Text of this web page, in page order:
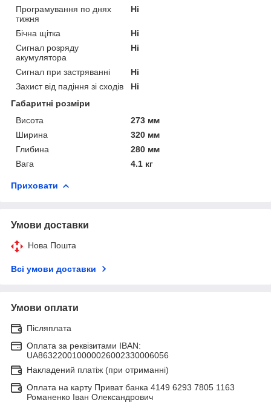
Програмування по днях
тижня
Ні
Бічна щітка
Ні
Сигнал розряду
акумулятора
Ні
Сигнал при застряванні
Ні
Захист від падіння зі сходів
Ні
Габаритні розміри
Висота
273 мм
Ширина
320 мм
Глибина
280 мм
Вага
4.1 кг
Приховати
Умови доставки
Нова Пошта
Всі умови доставки
Умови оплати
Післяплата
Оплата за реквізитами IBAN:
UA863220010000026002330006056
Накладений платіж (при отриманні)
Оплата на карту Приват банка 4149 6293 7805 1163
Романенко Іван Олександрович